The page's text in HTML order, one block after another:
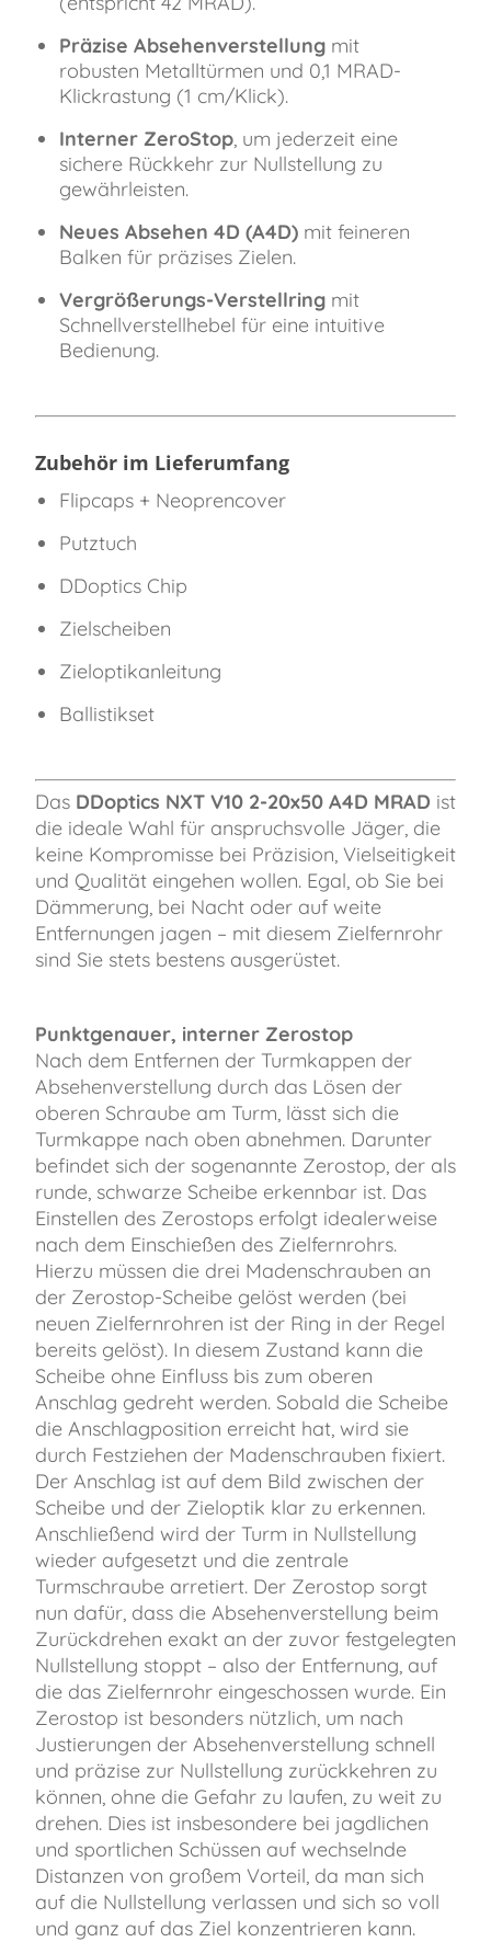
Präzise Absehenverstellung mit
robusten Metalltürmen und 0,1 MRAD-
Klickrastung (1 cm/Klick).
Interner ZeroStop, um jederzeit eine
sichere Rückkehr zur Nullstellung zu
gewährleisten.
Neues Absehen 4D (A4D) mit feineren
Balken für präzises Zielen.
Vergrößerungs-Verstellring mit
Schnellverstellhebel für eine intuitive
Bedienung.
Zubehör im Lieferumfang
Flipcaps + Neoprencover
Putztuch
DDoptics Chip
Zielscheiben
Zieloptikanleitung
Ballistikset
Das DDoptics NXT V10 2-20x50 A4D MRAD ist
die ideale Wahl für anspruchsvolle Jäger, die
keine Kompromisse bei Präzision, Vielseitigkeit
und Qualität eingehen wollen. Egal, ob Sie bei
Dämmerung, bei Nacht oder auf weite
Entfernungen jagen – mit diesem Zielfernrohr
sind Sie stets bestens ausgerüstet.
Punktgenauer, interner Zerostop
Nach dem Entfernen der Turmkappen der
Absehenverstellung durch das Lösen der
oberen Schraube am Turm, lässt sich die
Turmkappe nach oben abnehmen. Darunter
befindet sich der sogenannte Zerostop, der als
runde, schwarze Scheibe erkennbar ist. Das
Einstellen des Zerostops erfolgt idealerweise
nach dem Einschießen des Zielfernrohrs.
Hierzu müssen die drei Madenschrauben an
der Zerostop-Scheibe gelöst werden (bei
neuen Zielfernrohren ist der Ring in der Regel
bereits gelöst). In diesem Zustand kann die
Scheibe ohne Einfluss bis zum oberen
Anschlag gedreht werden. Sobald die Scheibe
die Anschlagposition erreicht hat, wird sie
durch Festziehen der Madenschrauben fixiert.
Der Anschlag ist auf dem Bild zwischen der
Scheibe und der Zieloptik klar zu erkennen.
Anschließend wird der Turm in Nullstellung
wieder aufgesetzt und die zentrale
Turmschraube arretiert. Der Zerostop sorgt
nun dafür, dass die Absehenverstellung beim
Zurückdrehen exakt an der zuvor festgelegten
Nullstellung stoppt – also der Entfernung, auf
die das Zielfernrohr eingeschossen wurde. Ein
Zerostop ist besonders nützlich, um nach
Justierungen der Absehenverstellung schnell
und präzise zur Nullstellung zurückkehren zu
können, ohne die Gefahr zu laufen, zu weit zu
drehen. Dies ist insbesondere bei jagdlichen
und sportlichen Schüssen auf wechselnde
Distanzen von großem Vorteil, da man sich
auf die Nullstellung verlassen und sich so voll
und ganz auf das Ziel konzentrieren kann.